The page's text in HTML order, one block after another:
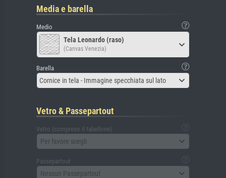
Media e barella
Medio
Tela Leonardo (raso)
(Canvas Venezia)
Barella
Cornice in tela - Immagine specchiata sul lato
Vetro & Passepartout
Vetro (compreso il tabellone)
Per favore scegli
Passepartout
Nessun Passepartout